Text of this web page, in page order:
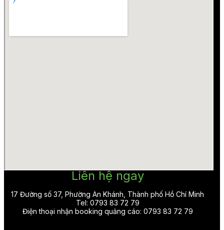
Liên hệ ngay
17 Đường số 37, Phường An Khánh, Thành phố Hồ Chí Minh
Tel: 0793 83 72 79
Điện thoại nhận booking quảng cáo: 0793 83 72 79